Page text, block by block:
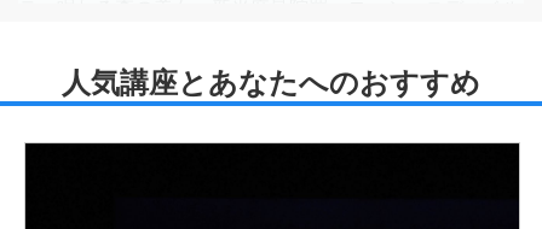
ェスティバル公演に出演。1989年 バレエ団現役舞台活
動を引退。ドイツに渡り、シュトゥットガルトバレエ団を